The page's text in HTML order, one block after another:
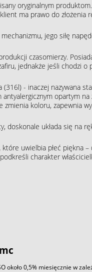
oryginalnym
ma prawo do złożenia
jego siłę
czasomierzy.
jednakże jeśli chodzi o
- inaczej nazywana
opartym
koloru, zapewnia
doskonale układa się na
uwielbia płeć piękna –
charakter
około 0,5% miesięcznie w